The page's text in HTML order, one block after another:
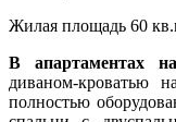
Жилая площадь 60
В апартаментах
диваном-кроватью
полностью